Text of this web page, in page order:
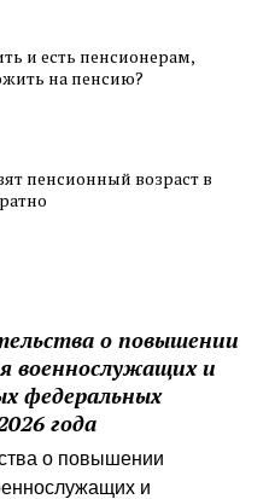
и есть пенсионерам,
на пенсию?
пенсионный возраст в
о повышении
военнослужащих и
федеральных
года
о повышении
и